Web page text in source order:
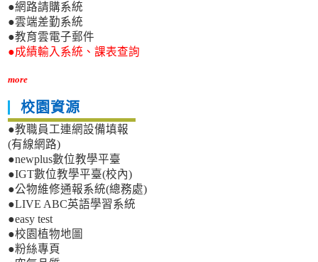
●網路請購系統
●雲端差勤系統
●教育雲電子郵件
●成績輸入系統、課表查詢
more
校園資源
●教職員工連網設備填報
(有線網路)
●newplus數位教學平臺
●IGT數位教學平臺(校內)
●公物維修通報系統(總務處)
●LIVE ABC英語學習系統
●easy test
●校園植物地圖
●粉絲專頁